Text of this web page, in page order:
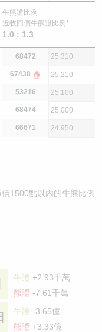
牛熊證比例
近收回價牛熊證比例*
1.0 : 1.3
68472 25,310
67438 25,210
53216 25,100
68474 25,000
66671 24,950
1500點以內的牛熊比例
牛證 +2.93千萬
熊證 -7.61千萬
牛證 -3.65億
熊證 +3.33億